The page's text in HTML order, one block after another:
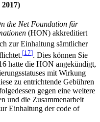
the Net Foundation für
(HON) akkreditiert
zur Einhaltung sämtlicher
[17]. Dies können Sie
hatte die HON angekündigt,
mit Wirkung
zu entrichtende Gebühren
gegen eine weitere
und die Zusammenarbeit
Einhaltung der code of